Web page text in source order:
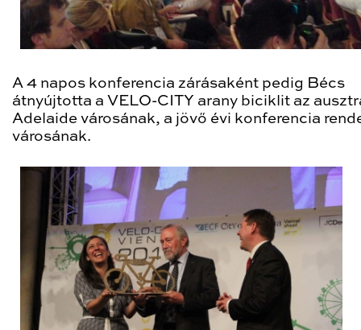
A 4 napos konferencia zárásaként pedig Bécs
átnyújtotta a VELO-CITY arany biciklit az
Adelaide városának, a jövő évi konferencia
városának.